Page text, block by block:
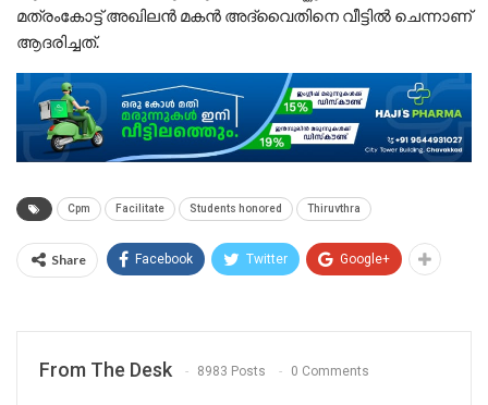
മത്രംകോട്ട് അഖിലൻ മകൻ അദ്വൈതിനെ വീട്ടിൽ ചെന്നാണ്
ആദരിച്ചത്.
Cpm Facilitate Students honored Thiruvthra
Share Facebook Twitter Google+
From The Desk 8983 Posts 0 Comments